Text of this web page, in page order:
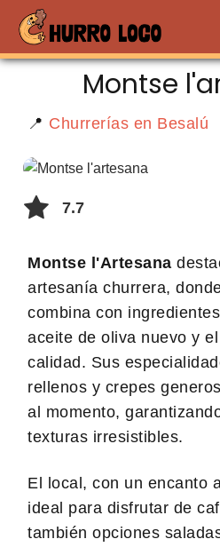
Montse
📍 Churrerías en Besalú
7.7
Montse l'Artesana
artesanía churrera,
combina con
aceite de oliva nuevo y
calidad. Sus
rellenos y crepes
al momento,
texturas irresistibles.
El local, con un encanto
ideal para disfrutar de
también opciones